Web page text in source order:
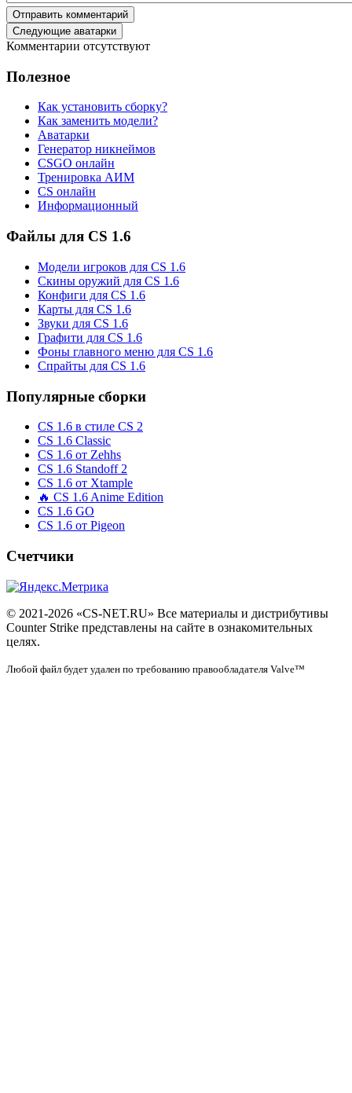
Отправить комментарий
Следующие аватарки
Комментарии отсутствуют
Полезное
Как установить сборку?
Как заменить модели?
Аватарки
Генератор никнеймов
CSGO онлайн
Тренировка АИМ
CS онлайн
Информационный
Файлы для CS 1.6
Модели игроков для CS 1.6
Скины оружий для CS 1.6
Конфиги для CS 1.6
Карты для CS 1.6
Звуки для CS 1.6
Графити для CS 1.6
Фоны главного меню для CS 1.6
Спрайты для CS 1.6
Популярные сборки
CS 1.6 в стиле CS 2
CS 1.6 Classic
CS 1.6 от Zehhs
CS 1.6 Standoff 2
CS 1.6 от Xtample
🔥 CS 1.6 Anime Edition
CS 1.6 GO
CS 1.6 от Pigeon
Счетчики
© 2021-2026 «CS-NET.RU» Все материалы и дистрибутивы
Counter Strike представлены на сайте в ознакомительных
целях.
Любой файл будет удален по требованию правообладателя Valve™